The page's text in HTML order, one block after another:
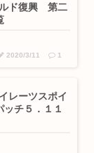
ルド復興 第二
2020/3/11 1
レーツスポイ
ッチ５．１１